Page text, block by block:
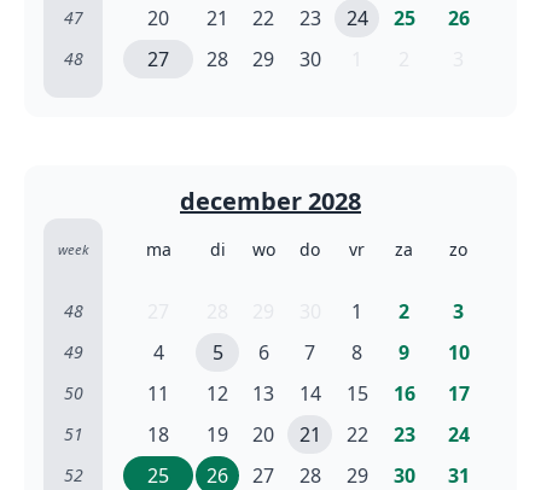
47 20 21 22 23 24 25 26
48 27 28 29 30
december 2028
week ma di wo do vr za zo
48 1 2 3
49 4 5 6 7 8 9 10
50 11 12 13 14 15 16 17
51 18 19 20 21 22 23 24
52 25 26 27 28 29 30 31